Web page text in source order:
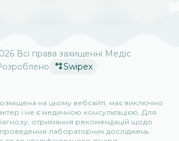
Всі права захищенні Медіс
Swipex
на цьому вебсайті, має виключно
і не є медичною консультацією. Для
отримання рекомендацій щодо
лабораторних досліджень